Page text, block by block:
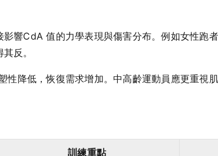
響CdA 值的力學表現與傷害分布。例如女性跑
反。
性降低，恢復需求增加。中高齡運動員應更重視
訓練重點